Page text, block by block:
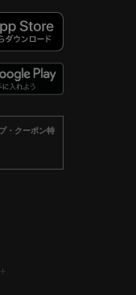
・クーポン特